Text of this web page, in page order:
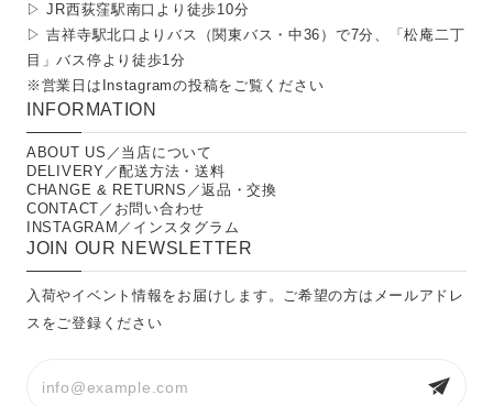
▷ JR西荻窪駅南口より徒歩10分
▷ 吉祥寺駅北口よりバス（関東バス・中36）で7分、「松庵二丁
目」バス停より徒歩1分
※営業日は Instagramの投稿をご覧ください
INFORMATION
ABOUT US／当店について
DELIVERY／配送方法・送料
CHANGE & RETURNS／返品・交換
CONTACT／お問い合わせ
INSTAGRAM／インスタグラム
JOIN OUR NEWSLETTER
入荷やイベント情報をお届けします。ご希望の方はメールアドレ
スをご登録ください